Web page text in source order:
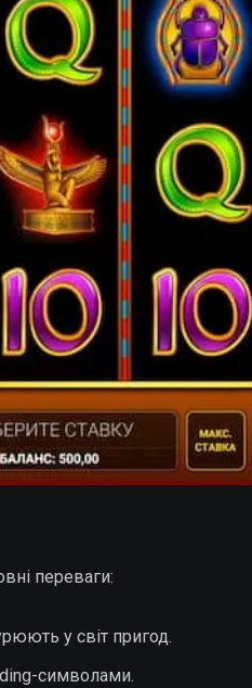
переваги:
у світ пригод.
символами.